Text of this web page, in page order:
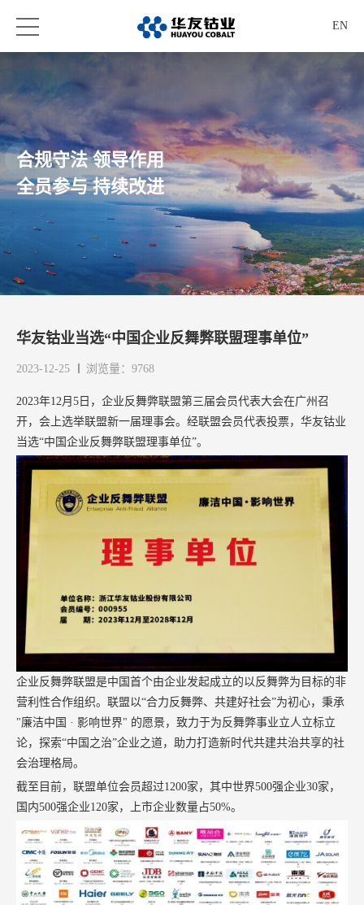
EN
合规守法 领导作用
全员参与 持续改进
华友钴业当选“中国企业反舞弊联盟理事单位”
2023-12-25 浏览量：9768
2023年12月5日，企业反舞弊联盟第三届会员代表大会在广州召
开，会上选举联盟新一届理事会。经联盟会员代表投票，华友钴业
当选“中国企业反舞弊联盟理事单位”。
企业反舞弊联盟是中国首个由企业发起成立的以反舞弊为目标的非
营利性合作组织。联盟以“合力反舞弊、共建好社会”为初心，秉承
"廉洁中国 · 影响世界" 的愿景，致力于为反舞弊事业立人立标立
论，探索“中国之治”企业之道，助力打造新时代共建共治共享的社
会治理格局。
截至目前，联盟单位会员超过1200家，其中世界500强企业30家，
国内500强企业120家，上市企业数量占50%。